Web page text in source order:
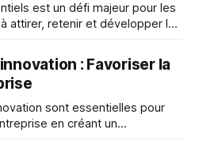
est un défi majeur pour les
attirer, retenir et développer les
: Favoriser la
sont essentielles pour
en créant un